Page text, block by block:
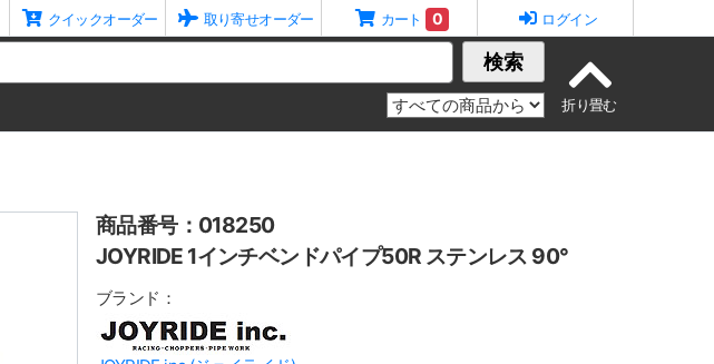
クイックオーダー 取り寄せオーダー カート 0 ログイン
検索
商品番号：018250
JOYRIDE 1インチベンドパイプ50R ステンレス 90°
ブランド：